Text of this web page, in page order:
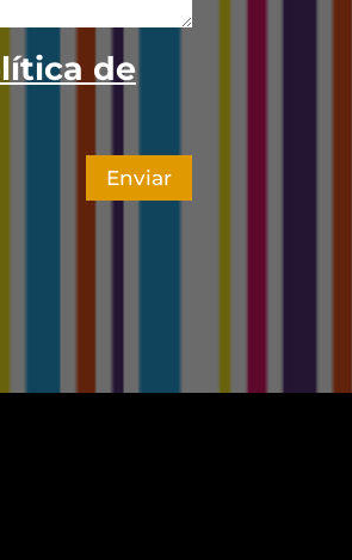
de
Enviar